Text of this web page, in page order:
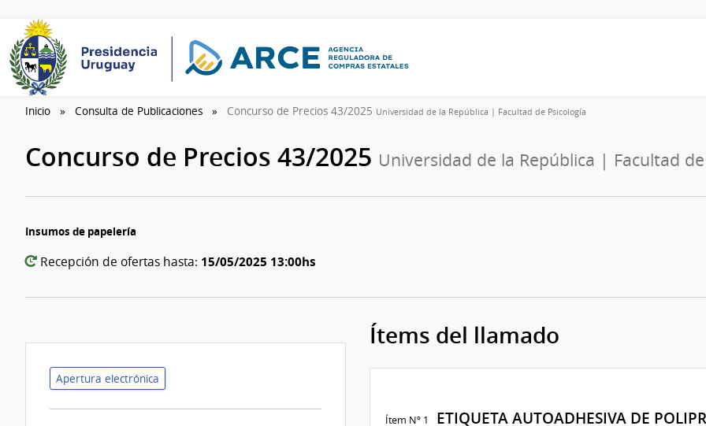
Inicio Consulta de Publicaciones Concurso de Precios 43/2025 Universidad de la República | Facultad de Psicología
Concurso de Precios 43/2025 Universidad de la República | Facultad
Insumos de papelería
Recepción de ofertas hasta: 15/05/2025 13:00hs
Apertura electrónica
Ítems del llamado
Ítem Nº 1 ETIQUETA AUTOADHESIVA DE